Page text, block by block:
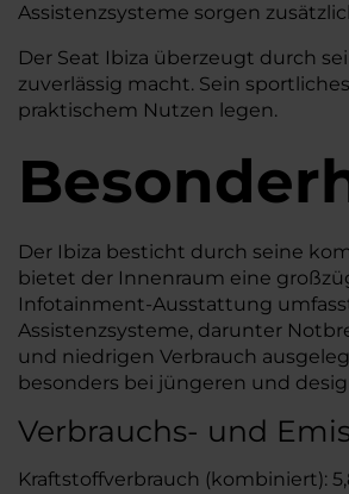
Assistenzsysteme sorgen
Der Seat Ibiza überzeugt durch
zuverlässig macht. Sein
praktischem Nutzen legen.
Der Ibiza besticht durch seine
bietet der Innenraum eine
Infotainment-Ausstattung
Assistenzsysteme, darunter
und niedrigen Verbrauch
besonders bei jüngeren und
Verbrauchs- und
Kraftstoffverbrauch (kombiniert):